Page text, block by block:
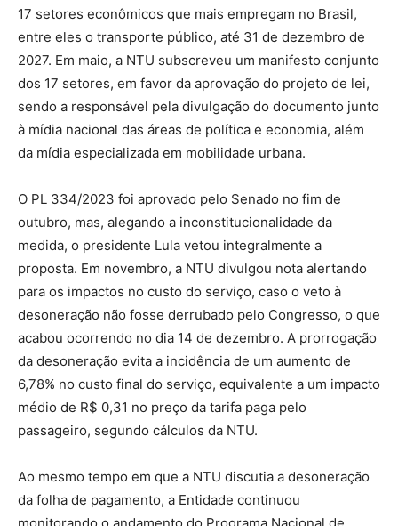
17 setores econômicos que mais empregam no Brasil,
entre eles o transporte público, até 31 de dezembro de
2027. Em maio, a NTU subscreveu um manifesto conjunto
dos 17 setores, em favor da aprovação do projeto de lei,
sendo a responsável pela divulgação do documento junto
à mídia nacional das áreas de política e economia, além
da mídia especializada em mobilidade urbana.
O PL 334/2023 foi aprovado pelo Senado no fim de
outubro, mas, alegando a inconstitucionalidade da
medida, o presidente Lula vetou integralmente a
proposta. Em novembro, a NTU divulgou nota alertando
para os impactos no custo do serviço, caso o veto à
desoneração não fosse derrubado pelo Congresso, o que
acabou ocorrendo no dia 14 de dezembro. A prorrogação
da desoneração evita a incidência de um aumento de
6,78% no custo final do serviço, equivalente a um impacto
médio de R$ 0,31 no preço da tarifa paga pelo
passageiro, segundo cálculos da NTU.
Ao mesmo tempo em que a NTU discutia a desoneração
da folha de pagamento, a Entidade continuou